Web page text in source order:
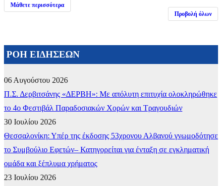
Μάθετε περισσότερα
Προβολή όλων
ΡΟΗ ΕΙΔΗΣΕΩΝ
06 Αυγούστου 2026
Π.Σ. Δερβιτσάνης «ΔΕΡΒΗ»: Με απόλυτη επιτυχία ολοκληρώθηκε
το 4ο Φεστιβάλ Παραδοσιακών Χορών και Τραγουδιών
30 Ιουλίου 2026
Θεσσαλονίκη: Υπέρ της έκδοσης 53χρονου Αλβανού γνωμοδότησε
το Συμβούλιο Εφετών– Κατηγορείται για ένταξη σε εγκληματική
ομάδα και ξέπλυμα χρήματος
23 Ιουλίου 2026